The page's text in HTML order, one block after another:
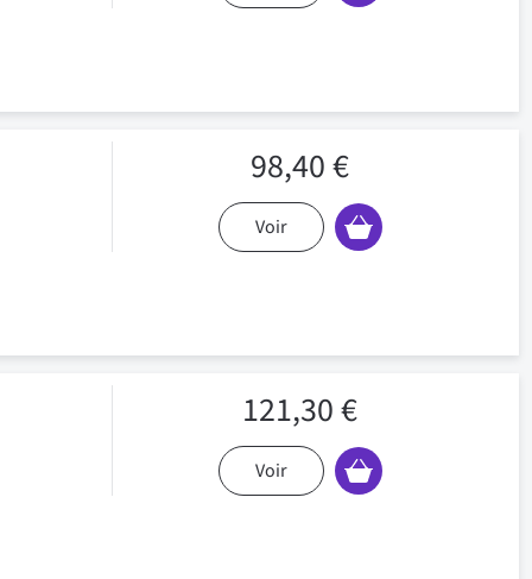
98,40 €
Voir
121,30 €
Voir